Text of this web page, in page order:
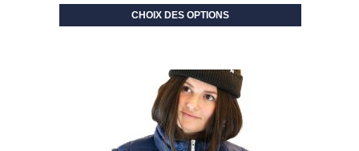
CHOIX DES OPTIONS